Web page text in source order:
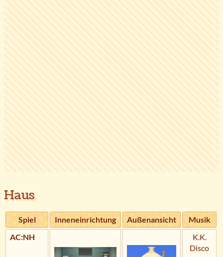
Haus
Spiel Inneneinrichtung Außenansicht
Musik
AC:NH
K.K.
Disco